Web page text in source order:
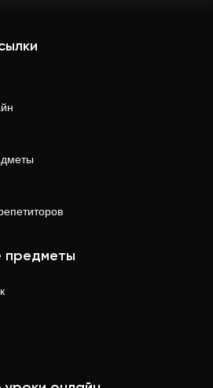
предметы